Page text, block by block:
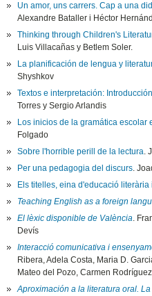
Un amor, uns carrers. Cap a una
Alexandre Bataller i Héctor
Thinking through Children's
Luis Villacañas y Betlem Soler.
La planificación de lengua y
Shyshkov
Textos e interpretación:
Torres y Sergio Arlandis
Los inicios de la gramática escolar
Folgado
Sobre l'horrible perill de la lectura.
Per una pedagogia del discurs.
Els titelles, eina d'educació literària
Teaching English as a foreign
El lèxic disponible de València.
Devís
Interacció comunicativa i
Ribera, Adela Costa, Maria D.
Mateo del Pozo, Carmen
Aproximación a la literatura oral.